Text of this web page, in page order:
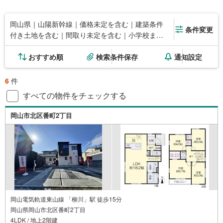
岡山県｜山陽新幹線｜価格未定を含む｜建築条件
付き土地を含む｜間取り未定を含む｜小学校まで
1km以内
条件変更
おすすめ順 検索条件保存 通知設定
6 件
すべての物件をチェックする
岡山市北区番町2丁目
岡山電気軌道東山線 「柳川」駅 徒歩15分
岡山県岡山市北区番町2丁目
4LDK / 地上2階建